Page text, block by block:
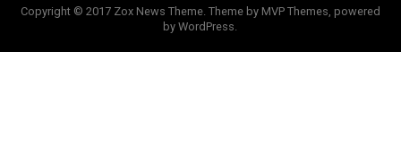
Copyright © 2017 Zox News Theme. Theme by MVP Themes, powered
by WordPress.